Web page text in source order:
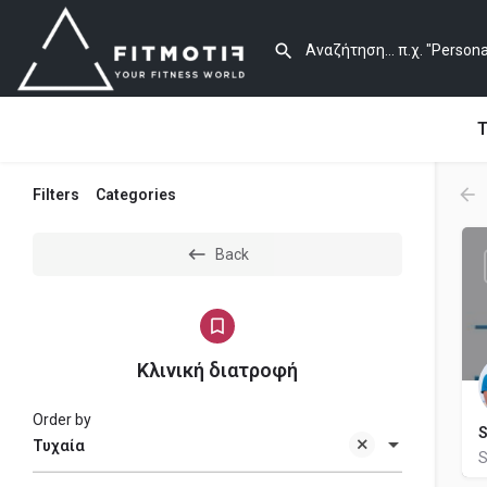
Filters Categories
Back
Κλινική διατροφή
Τυχαία
Order by